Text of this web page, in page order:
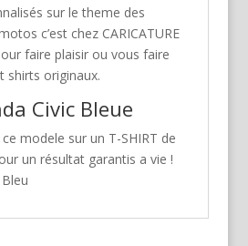
sur le theme des
c’est chez CARICATURE
faire plaisir ou vous faire
shirts originaux.
Civic Bleue
modele sur un T-SHIRT de
un résultat garantis a vie !